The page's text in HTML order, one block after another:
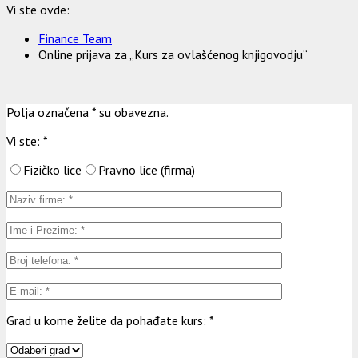
Vi ste ovde:
Finance Team
Online prijava za „Kurs za ovlašćenog knjigovodju“
Polja označena * su obavezna.
Vi ste: *
Fizičko lice
Pravno lice (firma)
Grad u kome želite da pohađate kurs: *